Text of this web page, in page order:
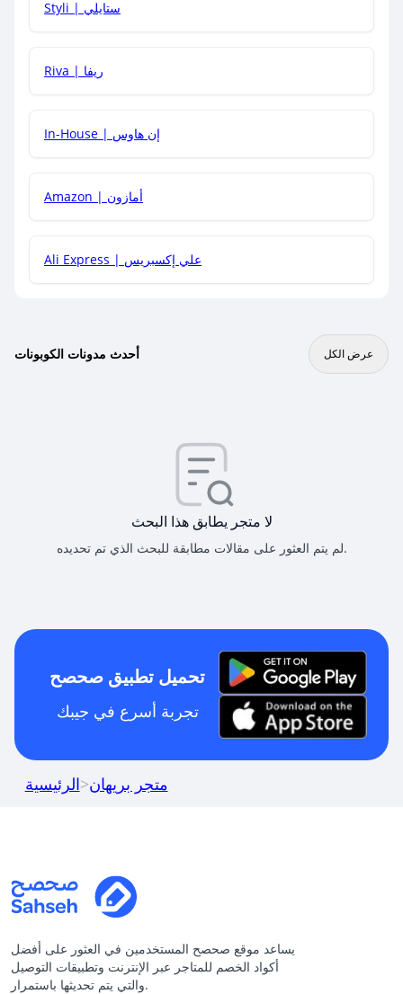
هل يمكنني جمع كود خصم مع العروض الأخرى؟
Styli | ستايلي
Riva | ريفا
In-House | إن هاوس
Amazon | أمازون
Ali Express | علي إكسبريس
أحدث مدونات الكوبونات عرض الكل
لا متجر يطابق هذا البحث
لم يتم العثور على مقالات مطابقة للبحث الذي تم تحديده.
تحميل تطبيق صحصح
تجربة أسرع في جيبك
الرئيسية>متجر بريهان
يساعد موقع صحصح المستخدمين في العثور على أفضل
أكواد الخصم للمتاجر عبر الإنترنت وتطبيقات التوصيل
والتي يتم تحديثها باستمرار.